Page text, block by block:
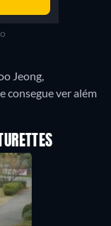
Jeong,
consegue ver além